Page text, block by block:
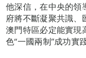
他深信，在中央的領
府將不斷凝聚共識、
澳門特區必定能實現
色“一國兩制”成功實